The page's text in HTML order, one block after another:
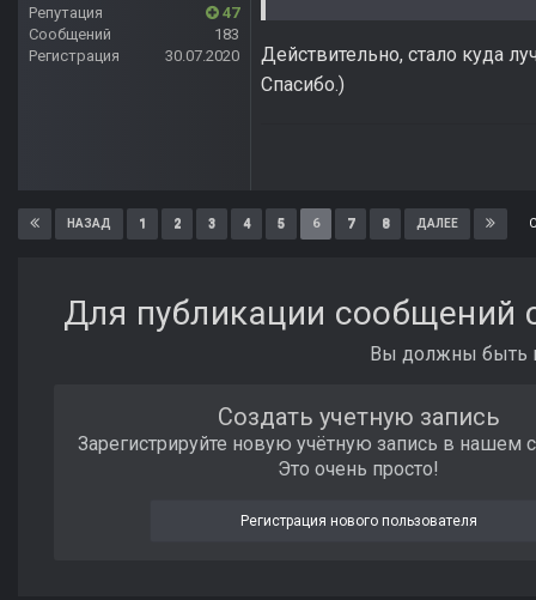
Репутация
47
Сообщений
183
Регистрация
30.07.2020
Действительно, стало куда
Спасибо.)
НАЗАД 1 2 3 4 5 6 7 8 ДАЛЕЕ
Для публикации сообщений
Вы должны быть
Создать учетную запись
Зарегистрируйте новую учётную запись в нашем
Это очень просто!
Регистрация нового пользователя